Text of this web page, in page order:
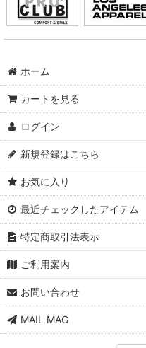
ホーム
カートを見る
ログイン
新規登録はこちら
お気に入り
最近チェックしたアイテム
特定商取引法表示
ご利用案内
お問い合わせ
MAIL MAG